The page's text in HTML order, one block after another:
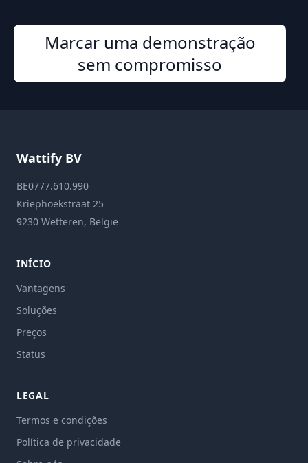
Marcar uma demonstração
sem compromisso
Wattify BV
BE0777.610.990
Kriephoekstraat 25
9230 Wetteren, België
INÍCIO
Vantagens
Soluções
Preços
Status
LEGAL
Termos e condições
Política de privacidade